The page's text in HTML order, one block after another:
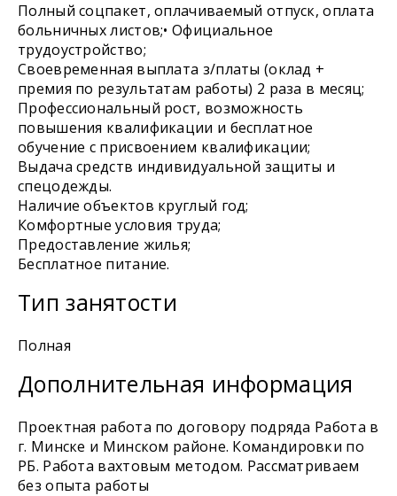
Полный соцпакет, оплачиваемый отпуск, оплата
больничных листов;• Официальное
трудоустройство;
Своевременная выплата з/платы (оклад +
премия по результатам работы) 2 раза в месяц;
Профессиональный рост, возможность
повышения квалификации и бесплатное
обучение с присвоением квалификации;
Выдача средств индивидуальной защиты и
спецодежды.
Наличие объектов круглый год;
Комфортные условия труда;
Предоставление жилья;
Бесплатное питание.
Тип занятости
Полная
Дополнительная информация
Проектная работа по договору подряда Работа в
г. Минске и Минском районе. Командировки по
РБ. Работа вахтовым методом. Рассматриваем
без опыта работы